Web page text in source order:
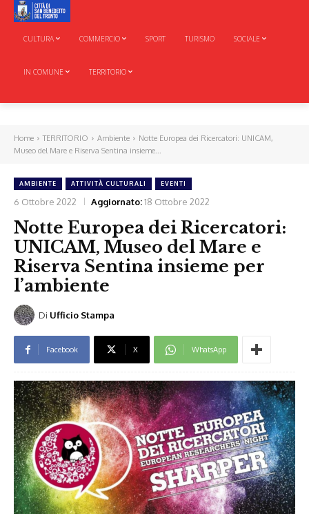
CULTURA COMMERCIO SPORT TURISMO SOCIALE
IN COMUNE TERRITORIO
Home TERRITORIO Ambiente
Notte Europea dei Ricercatori: UNICAM,
Museo del Mare e Riserva Sentina insieme...
AMBIENTE ATTIVITÀ CULTURALI EVENTI
6 Ottobre 2022 Aggiornato:18 Ottobre 2022
Notte Europea dei Ricercatori:
UNICAM, Museo del Mare e
Riserva Sentina insieme per
l’ambiente
Di Ufficio Stampa
Facebook X WhatsApp